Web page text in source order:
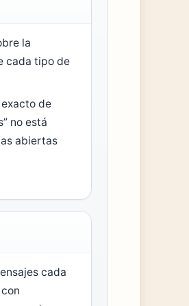
la
cada tipo de
de
no está
abiertas
cada